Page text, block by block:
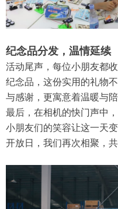
纪念品分发，温情延续
活动尾声，每位小朋友都
纪念品，这份实用的礼物
与感谢，更寓意着温暖与陪
最后，在相机的快门声中
小朋友们的笑容让这一天
开放日，我们再次相聚，共